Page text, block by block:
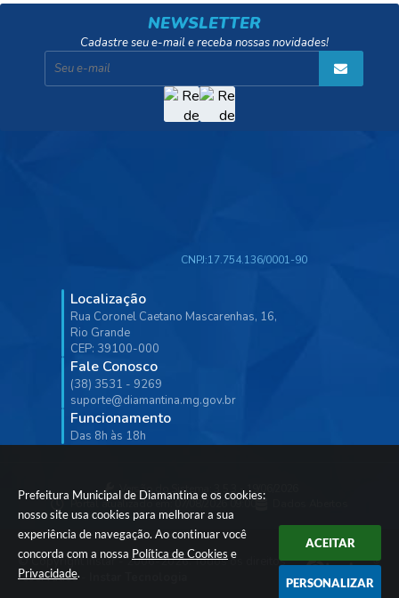
Prefeitura Municipal de Diamantina e os cookies:
nosso site usa cookies para melhorar a sua
experiência de navegação. Ao continuar você
concorda com a nossa Política de Cookies e
Privacidade.
ACEITAR
PERSONALIZAR
NEWSLETTER
Cadastre seu e-mail e receba nossas novidades!
Localização
Rua Coronel Caetano Mascarenhas, 16,
Rio Grande
CEP: 39100-000
Fale Conosco
(38) 3531 - 9269
suporte@diamantina.mg.gov.br
Funcionamento
Das 8h às 18h
CNPJ:17.754.136/0001-90
Versão do Sistema:
3.5.3 - 19/06/2026
Portal atualizado em:07/08/2026 09:00
© Copyright Instar - 2006-2026. Todos os direitos
reservados -